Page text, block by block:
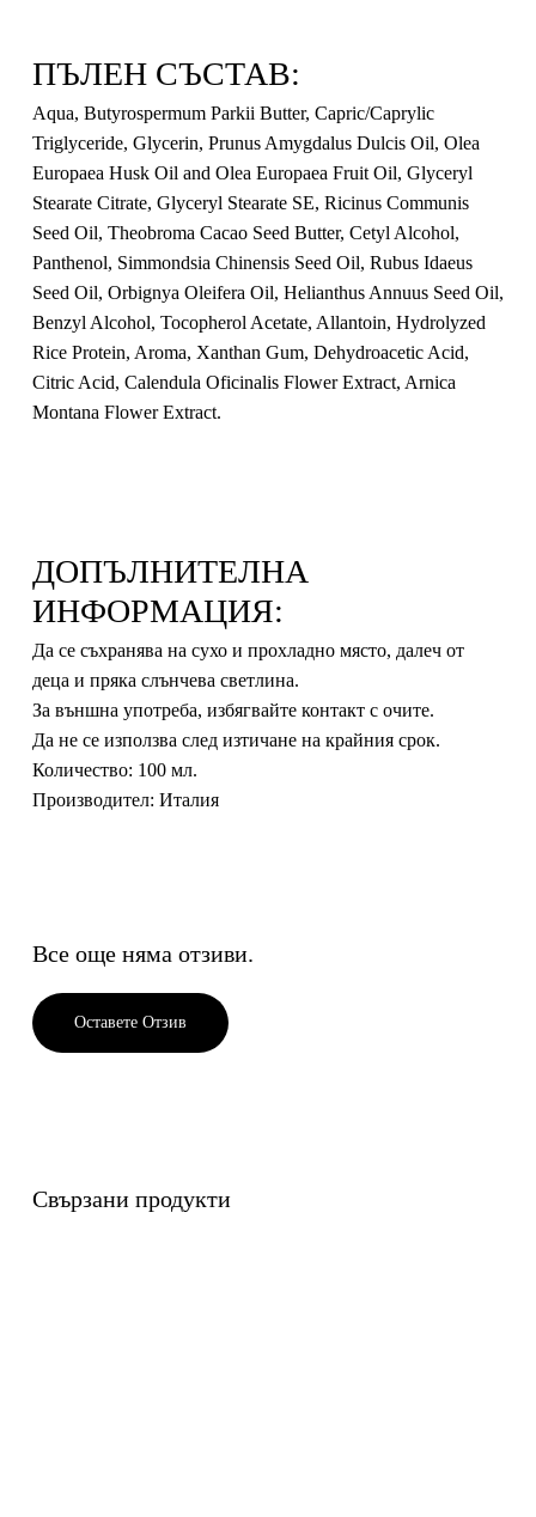
ПЪЛЕН СЪСТАВ:
Aqua, Butyrospermum Parkii Butter, Capric/Caprylic
Triglyceride, Glycerin, Prunus Amygdalus Dulcis Oil, Olea
Europaea Husk Oil and Olea Europaea Fruit Oil, Glyceryl
Stearate Citrate, Glyceryl Stearate SE, Ricinus Communis
Seed Oil, Theobroma Cacao Seed Butter, Cetyl Alcohol,
Panthenol, Simmondsia Chinensis Seed Oil, Rubus Idaeus
Seed Oil, Orbignya Oleifera Oil, Helianthus Annuus Seed Oil,
Benzyl Alcohol, Tocopherol Acetate, Allantoin, Hydrolyzed
Rice Protein, Aroma, Xanthan Gum, Dehydroacetic Acid,
Citric Acid, Calendula Oficinalis Flower Extract, Arnica
Montana Flower Extract.
ДОПЪЛНИТЕЛНА
ИНФОРМАЦИЯ:
Да се съхранява на сухо и прохладно място, далеч от
деца и пряка слънчева светлина.
За външна употреба, избягвайте контакт с очите.
Да не се използва след изтичане на крайния срок.
Количество: 100 мл.
Производител: Италия
Все още няма отзиви.
Оставете Отзив
Свързани продукти